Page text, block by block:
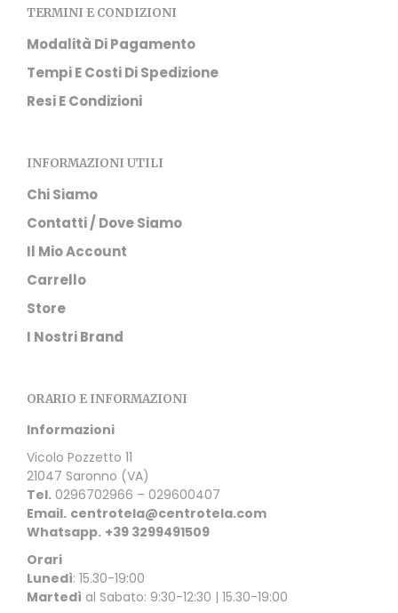
TERMINI E CONDIZIONI
Modalità Di Pagamento
Tempi E Costi Di Spedizione
Resi E Condizioni
INFORMAZIONI UTILI
Chi Siamo
Contatti / Dove Siamo
Il Mio Account
Carrello
Store
I Nostri Brand
ORARIO E INFORMAZIONI
Informazioni
Vicolo Pozzetto 11
21047 Saronno (VA)
Tel. 0296702966 – 029600407
Email. centrotela@centrotela.com
Whatsapp. +39 3299491509
Orari
Lunedì: 15.30-19:00
Martedì al Sabato: 9:30-12:30 | 15.30-19:00